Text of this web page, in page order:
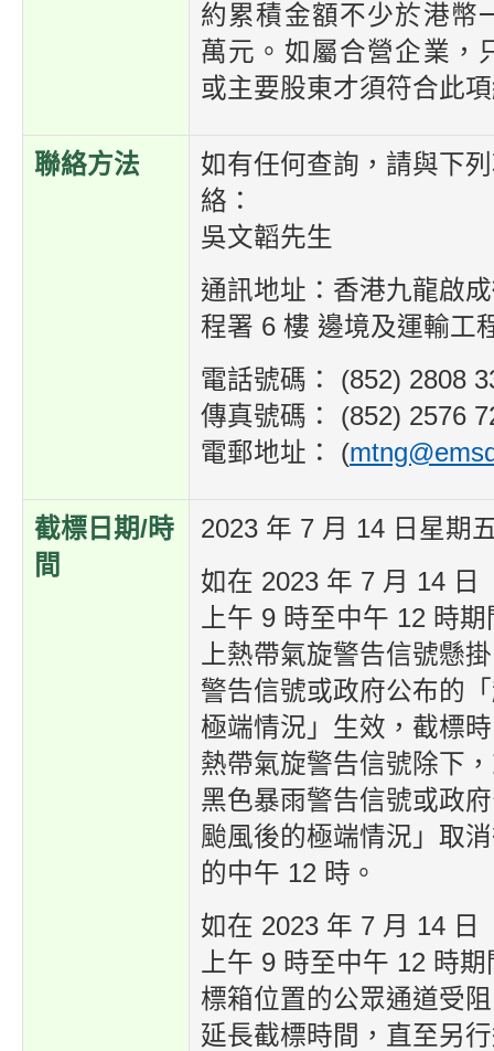
約累積金額不少於港幣
萬元。如屬合營企業，
或主要股東才須符合此
聯絡方法
如有任何查詢，請與下
絡：
吳文韜先生
通訊地址：香港九龍啟
程署 6 樓 邊境及運輸工
電話號碼： (852) 2808
傳真號碼： (852) 2576
電郵地址： (
截標日期/時
間
2023 年 7 月 14 日星期
如在 2023 年 7 月 14 日
上午 9 時至中午 12 時
上熱帶氣旋警告信號懸
警告信號或政府公布的
極端情況」生效，截標
熱帶氣旋警告信號除下
黑色暴雨警告信號或政
颱風後的極端情況」取
的中午 12 時。
如在 2023 年 7 月 14 日
上午 9 時至中午 12 時
標箱位置的公眾通道受
延長截標時間，直至另